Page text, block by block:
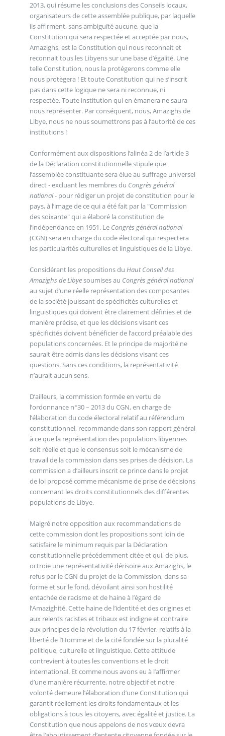
2013, qui résume les conclusions des Conseils locaux,
organisateurs de cette assemblée publique, par laquelle
ils affirment, sans ambiguïté aucune, que la
Constitution qui sera respectée et acceptée par nous,
Amazighs, est la Constitution qui nous reconnait et
reconnait tous les Libyens sur une base d’égalité. Une
telle Constitution, nous la protégerons comme elle
nous protègera ! Et toute Constitution qui ne s’inscrit
pas dans cette logique ne sera ni reconnue, ni
respectée. Toute institution qui en émanera ne saura
nous représenter. Par conséquent, nous, Amazighs de
Libye, nous ne nous soumettrons pas à l’autorité de ces
institutions !
Conformément aux dispositions l’alinéa 2 de l’article 3
de la Déclaration constitutionnelle stipule que
l’assemblée constituante sera élue au suffrage universel
direct - excluant les membres du Congrès général
national- pour rédiger un projet de constitution pour le
pays, à l’image de ce qui a été fait par la "Commission
des soixante" qui a élaboré la constitution de
l’indépendance en 1951. Le Congrès général national
(CGN) sera en charge du code électoral qui respectera
les particularités culturelles et linguistiques de la Libye.
Considérant les propositions du Haut Conseil des
Amazighs de Libyesoumises au Congrès général national
au sujet d’une réelle représentation des composantes
de la société jouissant de spécificités culturelles et
linguistiques qui doivent être clairement définies et de
manière précise, et que les décisions visant ces
spécificités doivent bénéficier de l’accord préalable des
populations concernées. Et le principe de majorité ne
saurait être admis dans les décisions visant ces
questions. Sans ces conditions, la représentativité
n’aurait aucun sens.
D’ailleurs, la commission formée en vertu de
l’ordonnance n°30 – 2013 du CGN, en charge de
l’élaboration du code électoral relatif au référendum
constitutionnel, recommande dans son rapport général
à ce que la représentation des populations libyennes
soit réelle et que le consensus soit le mécanisme de
travail de la commission dans ses prises de décision. La
commission a d’ailleurs inscrit ce prince dans le projet
de loi proposé comme mécanisme de prise de décisions
concernant les droits constitutionnels des différentes
populations de Libye.
Malgré notre opposition aux recommandations de
cette commission dont les propositions sont loin de
satisfaire le minimum requis par la Déclaration
constitutionnelle précédemment citée et qui, de plus,
octroie une représentativité dérisoire aux Amazighs, le
refus par le CGN du projet de la Commission, dans sa
forme et sur le fond, dévoilant ainsi son hostilité
entachée de racisme et de haine à l’égard de
l’Amazighité. Cette haine de l’identité et des origines et
aux relents racistes et tribaux est indigne et contraire
aux principes de la révolution du 17 février, relatifs à la
liberté de l’Homme et de la cité fondée sur la pluralité
politique, culturelle et linguistique. Cette attitude
contrevient à toutes les conventions et le droit
international. Et comme nous avons eu à l’affirmer
d’une manière récurrente, notre objectif et notre
volonté demeure l’élaboration d’une Constitution qui
garantit réellement les droits fondamentaux et les
obligations à tous les citoyens, avec égalité et justice. La
Constitution que nous appelons de nos vœux devra